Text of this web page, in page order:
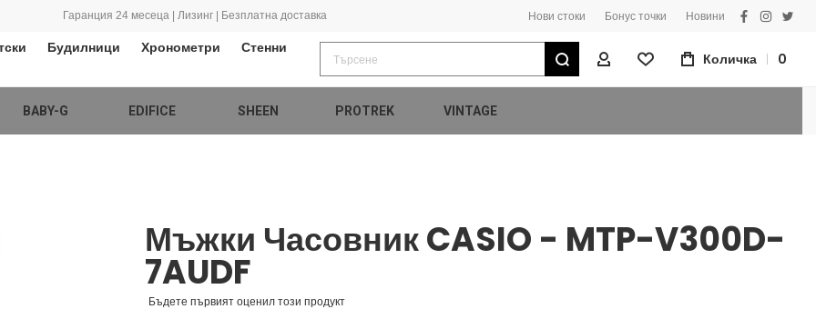
Гаранция 24 месеца | Лизинг | Безплатна доставка Нови стоки Бонус точки Новини
facebook
Будилници Хронометри
Стенни
Търсене
Моят ПрофилКоличка 0
BABY-G EDIFICE SHEEN PROTREK VINTAGE
Мъжки Часовник CASIO - MTP-V300D-
7AUDF
Бъдете първият оценил този продукт